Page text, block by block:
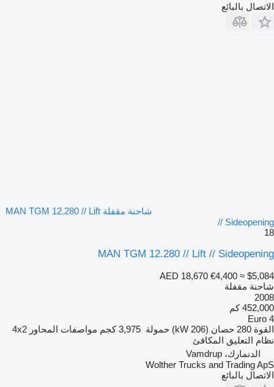
الاتصال بالبائع
شاحنة مقفلة MAN TGM 12.280 // Lift
// Sideopening
18
MAN TGM 12.280 // Lift // Sideopening
AED 18,670 €4,400 ≈ $5,084
شاحنة مقفلة
2008
452,000 كم
Euro 4
القوة 280 حصان (206 kW) حمولة 3,975 كجم مواصفات المحاور 4x2
نظام التعليق المكافئ
الدنمارك، Vamdrup
Wolther Trucks and Trading ApS
الاتصال بالبائع